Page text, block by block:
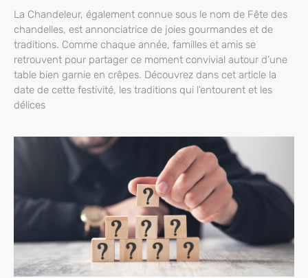
La Chandeleur, également connue sous le nom de Fête des
chandelles, est annonciatrice de joies gourmandes et de
traditions. Comme chaque année, familles et amis se
retrouvent pour partager ce moment convivial autour d’une
table bien garnie en crêpes. Découvrez dans cet article la
date de cette festivité, les traditions qui l’entourent et les
délices